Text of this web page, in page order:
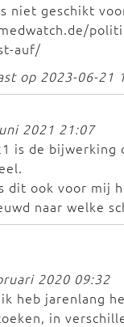
niet geschikt
auf/
op 2023-06-21
2021 21:07
is de
dit ook voor mij
naar welke
2020 09:32
heb jarenlang
in